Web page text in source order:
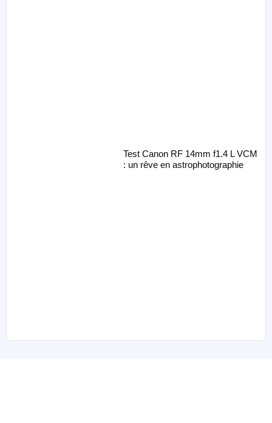
Test Canon RF 14mm f1.4 L VCM
: un rêve en astrophotographie